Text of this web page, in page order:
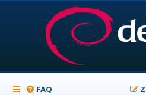
FAQ